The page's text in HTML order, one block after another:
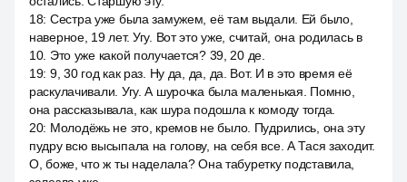
18: Сестра уже была замужем, её там выдали. Ей было,
наверное, 19 лет. Угу. Вот это уже, считай, она родилась в
10. Это уже какой получается? 39, 20 де.
19: 9, 30 год как раз. Ну да, да, да. Вот. И в это время её
раскулачивали. Угу. А шурочка была маленькая. Помню,
она рассказывала, как шура подошла к комоду тогда.
20: Молодёжь не это, кремов не было. Пудрились, она эту
пудру всю высыпала на голову, на себя все. А Тася заходит.
О, боже, что ж ты наделала? Она табуретку подставила,